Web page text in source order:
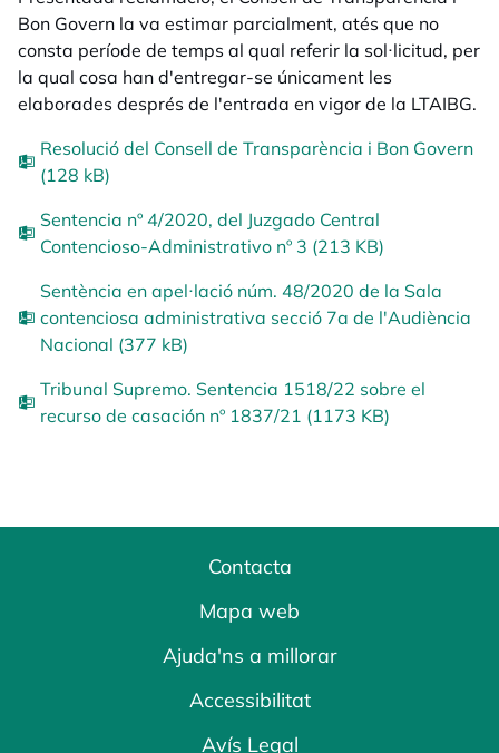
Bon Govern la va estimar parcialment, atés que no
consta període de temps al qual referir la sol·licitud, per
la qual cosa han d'entregar-se únicament les
elaborades després de l'entrada en vigor de la LTAIBG.
Resolució del Consell de Transparència i Bon Govern
(128 kB)
Sentencia nº 4/2020, del Juzgado Central
Contencioso-Administrativo nº 3 (213 KB)
Sentència en apel·lació núm. 48/2020 de la Sala
contenciosa administrativa secció 7a de l'Audiència
Nacional (377 kB)
Tribunal Supremo. Sentencia 1518/22 sobre el
recurso de casación nº 1837/21 (1173 KB)
Contacta
Mapa web
Ajuda'ns a millorar
Accessibilitat
Avís Legal